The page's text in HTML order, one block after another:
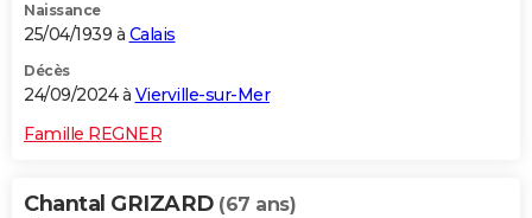
Naissance
25/04/1939 à Calais
Décès
24/09/2024 à Vierville-sur-Mer
Famille REGNER
Chantal GRIZARD (67 ans)